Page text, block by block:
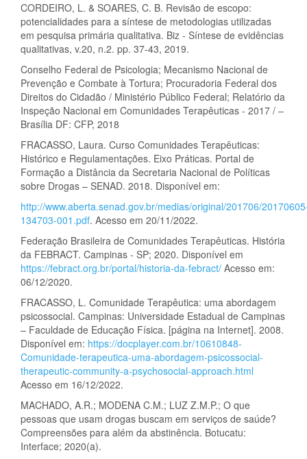
CORDEIRO, L. & SOARES, C. B. Revisão de escopo:
potencialidades para a síntese de metodologias utilizadas
em pesquisa primária qualitativa. Biz - Síntese de evidências
qualitativas, v.20, n.2. pp. 37-43, 2019.
Conselho Federal de Psicologia; Mecanismo Nacional de
Prevenção e Combate à Tortura; Procuradoria Federal dos
Direitos do Cidadão / Ministério Público Federal; Relatório da
Inspeção Nacional em Comunidades Terapêuticas - 2017 / –
Brasília DF: CFP, 2018
FRACASSO, Laura. Curso Comunidades Terapêuticas:
Histórico e Regulamentações. Eixo Práticas. Portal de
Formação a Distância da Secretaria Nacional de Políticas
sobre Drogas – SENAD. 2018. Disponível em:
http://www.aberta.senad.gov.br/medias/original/201706/
134703-001.pdf. Acesso em 20/11/2022.
Federação Brasileira de Comunidades Terapêuticas. História
da FEBRACT. Campinas - SP; 2020. Disponível em
https://febract.org.br/portal/historia-da-febract/ Acesso em:
06/12/2020.
FRACASSO, L. Comunidade Terapêutica: uma abordagem
psicossocial. Campinas: Universidade Estadual de Campinas
– Faculdade de Educação Física. [página na Internet]. 2008.
Disponível em: https://docplayer.com.br/10610848-
Comunidade-terapeutica-uma-abordagem-psicossocial-
therapeutic-community-a-psychosocial-approach.html
Acesso em 16/12/2022.
MACHADO, A.R.; MODENA C.M.; LUZ Z.M.P.; O que
pessoas que usam drogas buscam em serviços de saúde?
Compreensões para além da abstinência. Botucatu:
Interface; 2020(a).